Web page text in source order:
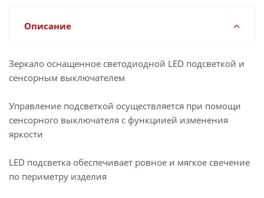
Описание
Зеркало оснащенное светодиодной LED подсветкой и
сенсорным выключателем
Управление подсветкой осуществляется при помощи
сенсорного выключателя с функциией изменения
яркости
LED подсветка обеспечивает ровное и мягкое свечение
по периметру изделия